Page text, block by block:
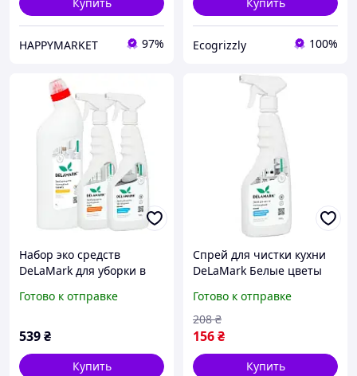
HAPPYMARKET 97% Ecogrizzly 100%
Набор эко средств
DeLaMark для уборки в
Готово к отправке
539₴
Купить
Спрей для чистки кухни
DeLaMark Белые цветы
(4820152333674) v
Готово к отправке
156₴
208 ₴
Купить